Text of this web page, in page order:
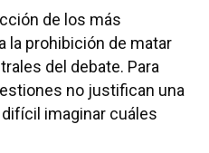
de los más
la prohibición de matar
del debate. Para
no justifican una
imaginar cuáles